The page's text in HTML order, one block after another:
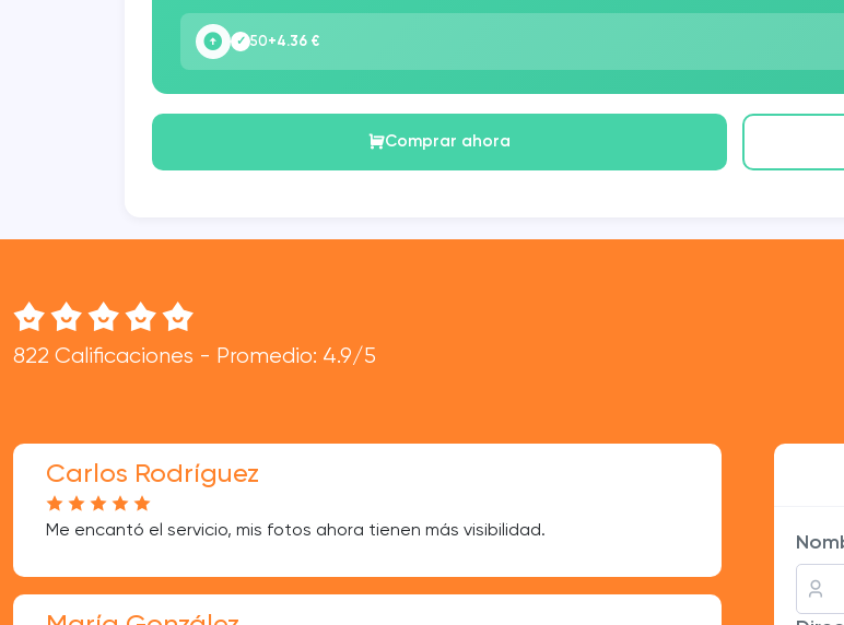
✓ 50+4.36 €
Comprar ahora
822 Calificaciones - Promedio: 4.9/5
Carlos Rodríguez
Me encantó el servicio, mis fotos ahora tienen más visibilidad. Mis